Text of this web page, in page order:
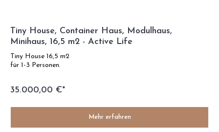
Tiny House, Container Haus, Modulhaus,
Minihaus, 16,5 m2 - Active Life
Tiny House 16,5 m2
für 1-3 Personen.
35.000,00 €*
Mehr erfahren